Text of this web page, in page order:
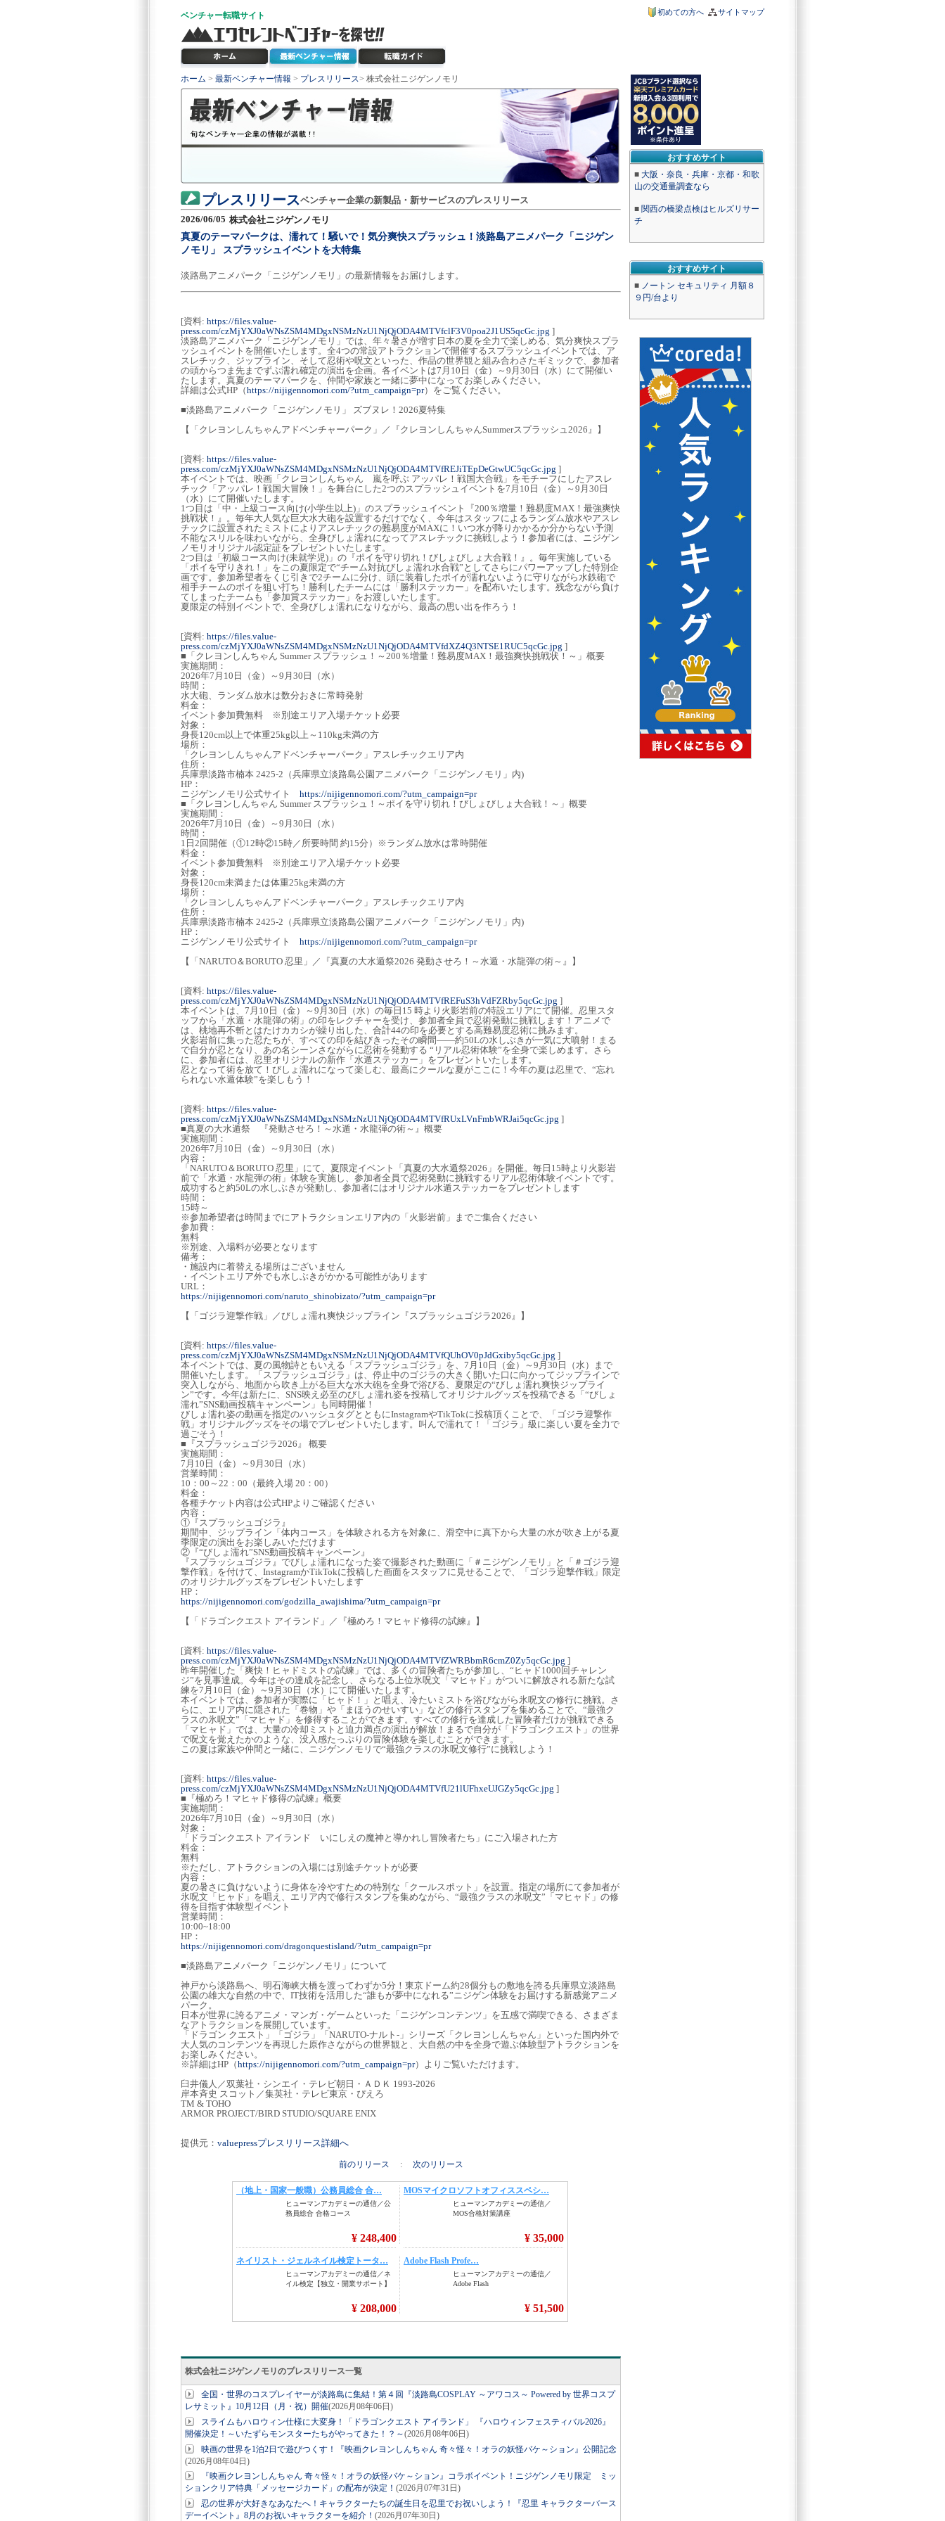
ベンチャー転職サイト サイトマップ
初めての方へ
おすすめサイト
■ 大阪・奈良・兵庫・京都・和歌
山の交通量調査なら
■ 関西の橋梁点検はヒルズリサー
チ
おすすめサイト
■ ノートン セキュリティ 月額８
９円/台より
ホーム > 最新ベンチャー情報 > プレスリリース> 株式会社ニジゲンノモリ
プレスリリースベンチャー企業の新製品・新サービスのプレスリリース
2026/06/05 株式会社ニジゲンノモリ
真夏のテーマパークは、濡れて！騒いで！気分爽快スプラッシュ！淡路島アニメパーク「ニジゲン
ノモリ」 スプラッシュイベントを大特集
淡路島アニメパーク「ニジゲンノモリ」の最新情報をお届けします。
[資料: https://files.value-
press.com/czMjYXJ0aWNsZSM4MDgxNSMzNzU1NjQjODA4MTVfclF3V0poa2J1US5qcGc.jpg ]
淡路島アニメパーク「ニジゲンノモリ」では、年々暑さが増す日本の夏を全力で楽しめる、気分爽快スプラ
ッシュイベントを開催いたします。全4つの常設アトラクションで開催するスプラッシュイベントでは、ア
スレチック、ジップライン、そして忍術や呪文といった、作品の世界観と組み合わさたギミックで、参加者
の頭からつま先までずぶ濡れ確定の演出を企画。各イベントは7月10日（金）～9月30日（水）にて開催い
たします。真夏のテーマパークを、仲間や家族と一緒に夢中になってお楽しみください。
詳細は公式HP（https://nijigennomori.com/?utm_campaign=pr）をご覧ください。
■淡路島アニメパーク「ニジゲンノモリ」 ズブヌレ！2026夏特集
【「クレヨンしんちゃんアドベンチャーパーク」／『クレヨンしんちゃんSummerスプラッシュ2026』】
[資料: https://files.value-
press.com/czMjYXJ0aWNsZSM4MDgxNSMzNzU1NjQjODA4MTVfREJiTEpDeGtwUC5qcGc.jpg ]
本イベントでは、映画「クレヨンしんちゃん 嵐を呼ぶ アッパレ！戦国大合戦」をモチーフにしたアスレ
チック「アッパレ！戦国大冒険！」を舞台にした2つのスプラッシュイベントを7月10日（金）～9月30日
（水）にて開催いたします。
1つ目は「中・上級コース向け(小学生以上)」のスプラッシュイベント『200％増量！難易度MAX！最強爽快
挑戦状！』。毎年大人気な巨大水大砲を設置するだけでなく、今年はスタッフによるランダム放水やアスレ
チックに設置されたミストによりアスレチックの難易度がMAXに！いつ水が降りかかるか分からない予測
不能なスリルを味わいながら、全身びしょ濡れになってアスレチックに挑戦しよう！参加者には、ニジゲン
ノモリオリジナル認定証をプレゼントいたします。
2つ目は「初級コース向け(未就学児)」の『ポイを守り切れ！びしょびしょ大合戦！』。毎年実施している
「ポイを守りきれ！」をこの夏限定で“チーム対抗びしょ濡れ水合戦”としてさらにパワーアップした特別企
画です。参加希望者をくじ引きで2チームに分け、頭に装着したポイが濡れないように守りながら水鉄砲で
相手チームのポイを狙い打ち！勝利したチームには「勝利ステッカー」を配布いたします。残念ながら負け
てしまったチームも「参加賞ステッカー」をお渡しいたします。
夏限定の特別イベントで、全身びしょ濡れになりながら、最高の思い出を作ろう！
[資料: https://files.value-
press.com/czMjYXJ0aWNsZSM4MDgxNSMzNzU1NjQjODA4MTVfdXZ4Q3NTSE1RUC5qcGc.jpg ]
■「クレヨンしんちゃん Summer スプラッシュ！～200％増量！難易度MAX！最強爽快挑戦状！～」概要
実施期間：
2026年7月10日（金）～9月30日（水）
時間：
水大砲、ランダム放水は数分おきに常時発射
料金：
イベント参加費無料 ※別途エリア入場チケット必要
対象：
身長120cm以上で体重25kg以上～110kg未満の方
場所：
「クレヨンしんちゃんアドベンチャーパーク」アスレチックエリア内
住所：
兵庫県淡路市楠本 2425-2（兵庫県立淡路島公園アニメパーク「ニジゲンノモリ」内)
HP：
ニジゲンノモリ公式サイト https://nijigennomori.com/?utm_campaign=pr
■「クレヨンしんちゃん Summer スプラッシュ！～ポイを守り切れ！びしょびしょ大合戦！～」概要
実施期間：
2026年7月10日（金）～9月30日（水）
時間：
1日2回開催（①12時②15時／所要時間 約15分）※ランダム放水は常時開催
料金：
イベント参加費無料 ※別途エリア入場チケット必要
対象：
身長120cm未満または体重25kg未満の方
場所：
「クレヨンしんちゃんアドベンチャーパーク」アスレチックエリア内
住所：
兵庫県淡路市楠本 2425-2（兵庫県立淡路島公園アニメパーク「ニジゲンノモリ」内)
HP：
ニジゲンノモリ公式サイト https://nijigennomori.com/?utm_campaign=pr
【「NARUTO＆BORUTO 忍里」／『真夏の大水遁祭2026 発動させろ！～水遁・水龍弾の術～』】
[資料: https://files.value-
press.com/czMjYXJ0aWNsZSM4MDgxNSMzNzU1NjQjODA4MTVfREFuS3hVdFZRby5qcGc.jpg ]
本イベントは、7月10日（金）～9月30日（水）の毎日15 時より火影岩前の特設エリアにて開催。忍里スタ
ッフから「水遁・水龍弾の術」の印をレクチャーを受け、参加者全員で忍術発動に挑戦します！アニメで
は、桃地再不斬とはたけカカシが繰り出した、合計44の印を必要とする高難易度忍術に挑みます。
火影岩前に集った忍たちが、すべての印を結びきったその瞬間――約50Lの水しぶきが一気に大噴射！まる
で自分が忍となり、あの名シーンさながらに忍術を発動する “リアル忍術体験”を全身で楽しめます。さら
に、参加者には、忍里オリジナルの新作「水遁ステッカー」をプレゼントいたします。
忍となって術を放て！びしょ濡れになって楽しむ、最高にクールな夏がここに！今年の夏は忍里で、“忘れ
られない水遁体験”を楽しもう！
[資料: https://files.value-
press.com/czMjYXJ0aWNsZSM4MDgxNSMzNzU1NjQjODA4MTVfRUxLVnFmbWRJai5qcGc.jpg ]
■真夏の大水遁祭 『発動させろ！～水遁・水龍弾の術～』概要
実施期間：
2026年7月10日（金）～9月30日（水）
内容：
「NARUTO＆BORUTO 忍里」にて、夏限定イベント「真夏の大水遁祭2026」を開催。毎日15時より火影岩
前で「水遁・水龍弾の術」体験を実施し、参加者全員で忍術発動に挑戦するリアル忍術体験イベントです。
成功すると約50Lの水しぶきが発動し、参加者にはオリジナル水遁ステッカーをプレゼントします
時間：
15時～
※参加希望者は時間までにアトラクションエリア内の「火影岩前」までご集合ください
参加費：
無料
※別途、入場料が必要となります
備考：
・施設内に着替える場所はございません
・イベントエリア外でも水しぶきがかかる可能性があります
URL：
https://nijigennomori.com/naruto_shinobizato/?utm_campaign=pr
【「ゴジラ迎撃作戦」／びしょ濡れ爽快ジップライン『スプラッシュゴジラ2026』】
[資料: https://files.value-
press.com/czMjYXJ0aWNsZSM4MDgxNSMzNzU1NjQjODA4MTVfQUhOV0pJdGxiby5qcGc.jpg ]
本イベントでは、夏の風物詩ともいえる「スプラッシュゴジラ」を、7月10日（金）～9月30日（水）まで
開催いたします。「スプラッシュゴジラ」は、停止中のゴジラの大きく開いた口に向かってジップラインで
突入しながら、地面から吹き上がる巨大な水大砲を全身で浴びる、夏限定の“びしょ濡れ爽快ジップライ
ン”です。今年は新たに、SNS映え必至のびしょ濡れ姿を投稿してオリジナルグッズを投稿できる「“びしょ
濡れ”SNS動画投稿キャンペーン」も同時開催！
びしょ濡れ姿の動画を指定のハッシュタグとともにInstagramやTikTokに投稿頂くことで、「ゴジラ迎撃作
戦」オリジナルグッズをその場でプレゼントいたします。叫んで濡れて！「ゴジラ」級に楽しい夏を全力で
過ごそう！
■『スプラッシュゴジラ2026』 概要
実施期間：
7月10日（金）～9月30日（水）
営業時間：
10：00～22：00（最終入場 20：00）
料金：
各種チケット内容は公式HPよりご確認ください
内容：
①『スプラッシュゴジラ』
期間中、ジップライン「体内コース」を体験される方を対象に、滑空中に真下から大量の水が吹き上がる夏
季限定の演出をお楽しみいただけます
②『“びしょ濡れ”SNS動画投稿キャンペーン』
『スプラッシュゴジラ』でびしょ濡れになった姿で撮影された動画に「＃ニジゲンノモリ」と「＃ゴジラ迎
撃作戦」を付けて、InstagramかTikTokに投稿した画面をスタッフに見せることで、「ゴジラ迎撃作戦」限定
のオリジナルグッズをプレゼントいたします
HP：
https://nijigennomori.com/godzilla_awajishima/?utm_campaign=pr
【「ドラゴンクエスト アイランド」／『極めろ！マヒャド修得の試練』】
[資料: https://files.value-
press.com/czMjYXJ0aWNsZSM4MDgxNSMzNzU1NjQjODA4MTVfZWRBbmR6cmZ0Zy5qcGc.jpg ]
昨年開催した「爽快！ヒャドミストの試練」では、多くの冒険者たちが参加し、“ヒャド1000回チャレン
ジ”を見事達成。今年はその達成を記念し、さらなる上位氷呪文「マヒャド」がついに解放される新たな試
練を7月10日（金）～9月30日（水）にて開催いたします。
本イベントでは、参加者が実際に「ヒャド！」と唱え、冷たいミストを浴びながら氷呪文の修行に挑戦。さ
らに、エリア内に隠された「巻物」や「まほうのせいすい」などの修行スタンプを集めることで、“最強ク
ラスの氷呪文”「マヒャド」を修得することができます。すべての修行を達成した冒険者だけが挑戦できる
「マヒャド」では、大量の冷却ミストと迫力満点の演出が解放！まるで自分が「ドラゴンクエスト」の世界
で呪文を覚えたかのような、没入感たっぷりの冒険体験を楽しむことができます。
この夏は家族や仲間と一緒に、ニジゲンノモリで“最強クラスの氷呪文修行”に挑戦しよう！
[資料: https://files.value-
press.com/czMjYXJ0aWNsZSM4MDgxNSMzNzU1NjQjODA4MTVfU21lUFhxeUJGZy5qcGc.jpg ]
■『極めろ！マヒャド修得の試練』概要
実施期間：
2026年7月10日（金）～9月30日（水）
対象：
「ドラゴンクエスト アイランド いにしえの魔神と導かれし冒険者たち」にご入場された方
料金：
無料
※ただし、アトラクションの入場には別途チケットが必要
内容：
夏の暑さに負けないように身体を冷やすための特別な「クールスポット」を設置。指定の場所にて参加者が
氷呪文「ヒャド」を唱え、エリア内で修行スタンプを集めながら、“最強クラスの氷呪文”「マヒャド」の修
得を目指す体験型イベント
営業時間：
10:00~18:00
HP：
https://nijigennomori.com/dragonquestisland/?utm_campaign=pr
■淡路島アニメパーク「ニジゲンノモリ」について
神戸から淡路島へ、明石海峡大橋を渡ってわずか5分！東京ドーム約28個分もの敷地を誇る兵庫県立淡路島
公園の雄大な自然の中で、IT技術を活用した“誰もが夢中になれる”ニジゲン体験をお届けする新感覚アニメ
パーク。
日本が世界に誇るアニメ・マンガ・ゲームといった「ニジゲンコンテンツ」を五感で満喫できる、さまざま
なアトラクションを展開しています。
「ドラゴン クエスト」「ゴジラ」「NARUTO-ナルト-」シリーズ「クレヨンしんちゃん」といった国内外で
大人気のコンテンツを再現した原作さながらの世界観と、大自然の中を全身で遊ぶ体験型アトラクションを
お楽しみください。
※詳細はHP（https://nijigennomori.com/?utm_campaign=pr）よりご覧いただけます。
臼井儀人／双葉社・シンエイ・テレビ朝日・ＡＤＫ 1993-2026
岸本斉史 スコット／集英社・テレビ東京・ぴえろ
TM & TOHO
ARMOR PROJECT/BIRD STUDIO/SQUARE ENIX
提供元： valuepressプレスリリース詳細へ
前のリリース : 次のリリース
株式会社ニジゲンノモリのプレスリリース一覧
全国・世界のコスプレイヤーが淡路島に集結！第４回『淡路島COSPLAY ～アワコス～ Powered by 世界コスプ
レサミット』10月12日（月・祝）開催(2026月08年06日)
スライムもハロウィン仕様に大変身！「ドラゴンクエスト アイランド」 『ハロウィンフェスティバル2026』
開催決定！～いたずらモンスターたちがやってきた！？～(2026月08年06日)
映画の世界を1泊2日で遊びつくす！『映画クレヨンしんちゃん 奇々怪々！オラの妖怪バケ～ション』公開記念
(2026月08年04日)
『映画クレヨンしんちゃん 奇々怪々！オラの妖怪バケ～ション』コラボイベント！ニジゲンノモリ限定 ミッ
ションクリア特典「メッセージカード」の配布が決定！ (2026月07年31日)
忍の世界が大好きなあなたへ！キャラクターたちの誕生日を忍里でお祝いしよう！『忍里 キャラクターバース
デーイベント』8月のお祝いキャラクターを紹介！ (2026月07年30日)